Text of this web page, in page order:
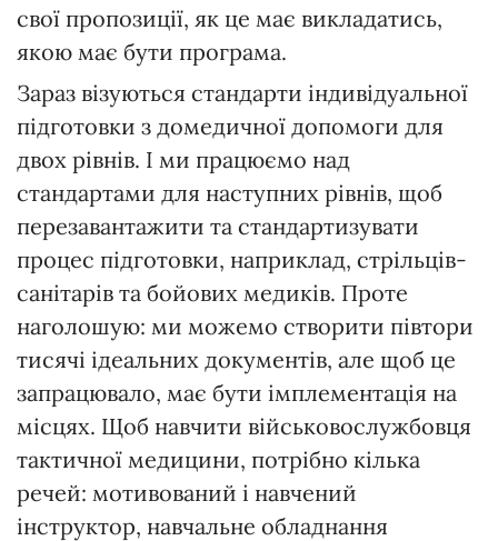
свої пропозиції, як це має викладатись,
якою має бути програма.
Зараз візуються стандарти індивідуальної
підготовки з домедичної допомоги для
двох рівнів. І ми працюємо над
стандартами для наступних рівнів, щоб
перезавантажити та стандартизувати
процес підготовки, наприклад, стрільців-
санітарів та бойових медиків. Проте
наголошую: ми можемо створити півтори
тисячі ідеальних документів, але щоб це
запрацювало, має бути імплементація на
місцях. Щоб навчити військовослужбовця
тактичної медицини, потрібно кілька
речей: мотивований і навчений
інструктор, навчальне обладнання